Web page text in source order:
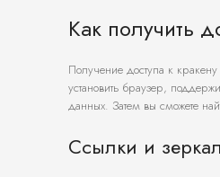
Как получить
Получение доступа к
установить браузер,
данных. Затем вы сможете
Ссылки и